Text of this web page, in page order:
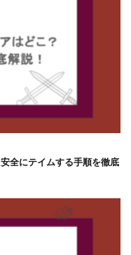
全にテイムする手順を徹底